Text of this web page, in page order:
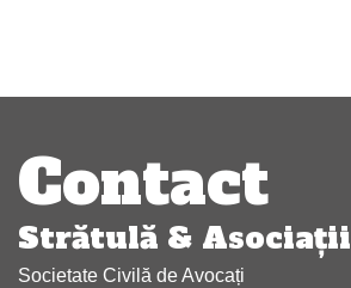
Contact
Strătulă & Asociaţii
Societate Civilă de Avocați